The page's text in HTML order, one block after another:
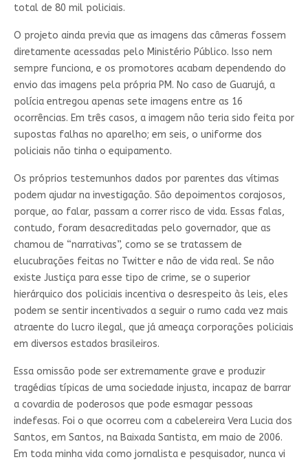
total de 80 mil policiais.
O projeto ainda previa que as imagens das câmeras fossem
diretamente acessadas pelo Ministério Público. Isso nem
sempre funciona, e os promotores acabam dependendo do
envio das imagens pela própria PM. No caso de Guarujá, a
polícia entregou apenas sete imagens entre as 16
ocorrências. Em três casos, a imagem não teria sido feita por
supostas falhas no aparelho; em seis, o uniforme dos
policiais não tinha o equipamento.
Os próprios testemunhos dados por parentes das vítimas
podem ajudar na investigação. São depoimentos corajosos,
porque, ao falar, passam a correr risco de vida. Essas falas,
contudo, foram desacreditadas pelo governador, que as
chamou de “narrativas”, como se se tratassem de
elucubrações feitas no Twitter e não de vida real. Se não
existe Justiça para esse tipo de crime, se o superior
hierárquico dos policiais incentiva o desrespeito às leis, eles
podem se sentir incentivados a seguir o rumo cada vez mais
atraente do lucro ilegal, que já ameaça corporações policiais
em diversos estados brasileiros.
Essa omissão pode ser extremamente grave e produzir
tragédias típicas de uma sociedade injusta, incapaz de barrar
a covardia de poderosos que pode esmagar pessoas
indefesas. Foi o que ocorreu com a cabelereira Vera Lucia dos
Santos, em Santos, na Baixada Santista, em maio de 2006.
Em toda minha vida como jornalista e pesquisador, nunca vi